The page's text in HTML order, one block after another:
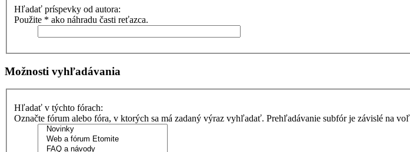
Hľadať príspevky od autora:
Použite * ako náhradu časti reťazca.
Možnosti vyhľadávania
Hľadať v týchto fórach:
Označte fórum alebo fóra, v ktorých sa má zadaný výraz vyhľadať. Prehľadávanie subfór je závislé na